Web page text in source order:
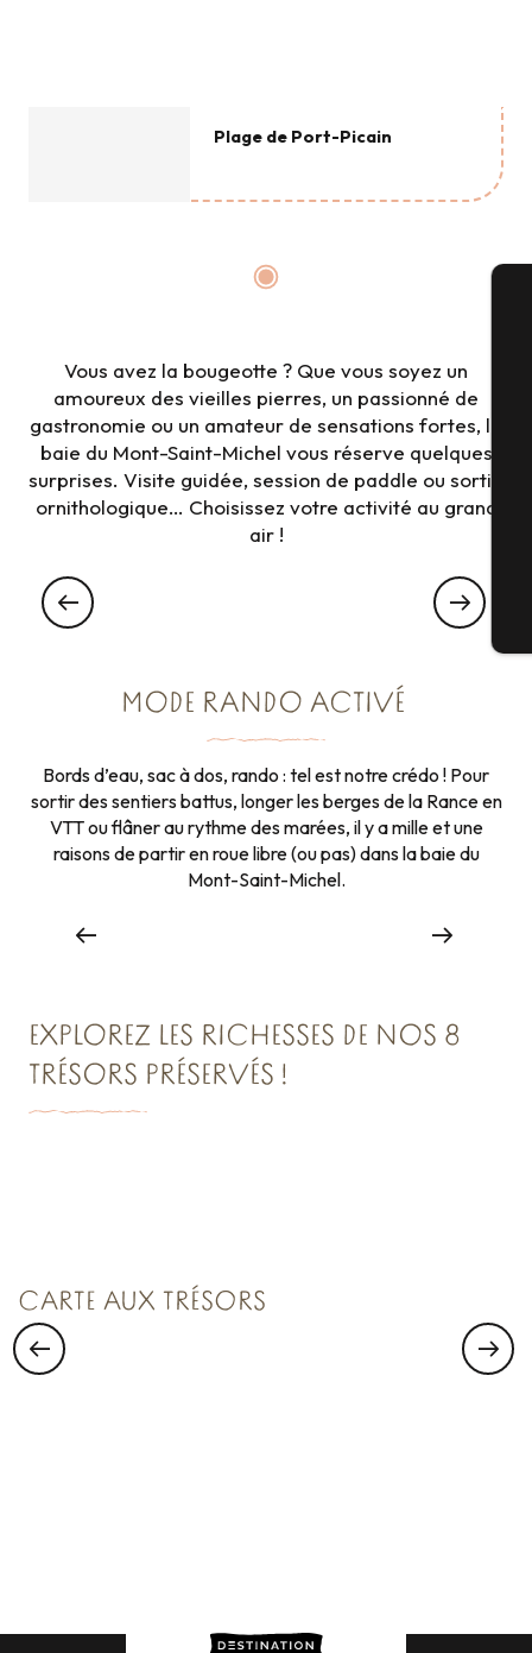
Plage de Port-Picain
Vous avez la bougeotte ? Que vous soyez un
amoureux des vieilles pierres, un passionné de
gastronomie ou un amateur de sensations fortes, la
baie du Mont-Saint-Michel vous réserve quelques
surprises. Visite guidée, session de paddle ou sortie
ornithologique… Choisissez votre activité au grand
air !
MODE RANDO ACTIVÉ
Bords d’eau, sac à dos, rando : tel est notre crédo ! Pour
sortir des sentiers battus, longer les berges de la Rance en
VTT ou flâner au rythme des marées, il y a mille et une
raisons de partir en roue libre (ou pas) dans la baie du
Mont-Saint-Michel.
Lire la suite
EXPLOREZ LES RICHESSES DE NOS 8
TRÉSORS PRÉSERVÉS !
CARTE AUX TRÉSORS